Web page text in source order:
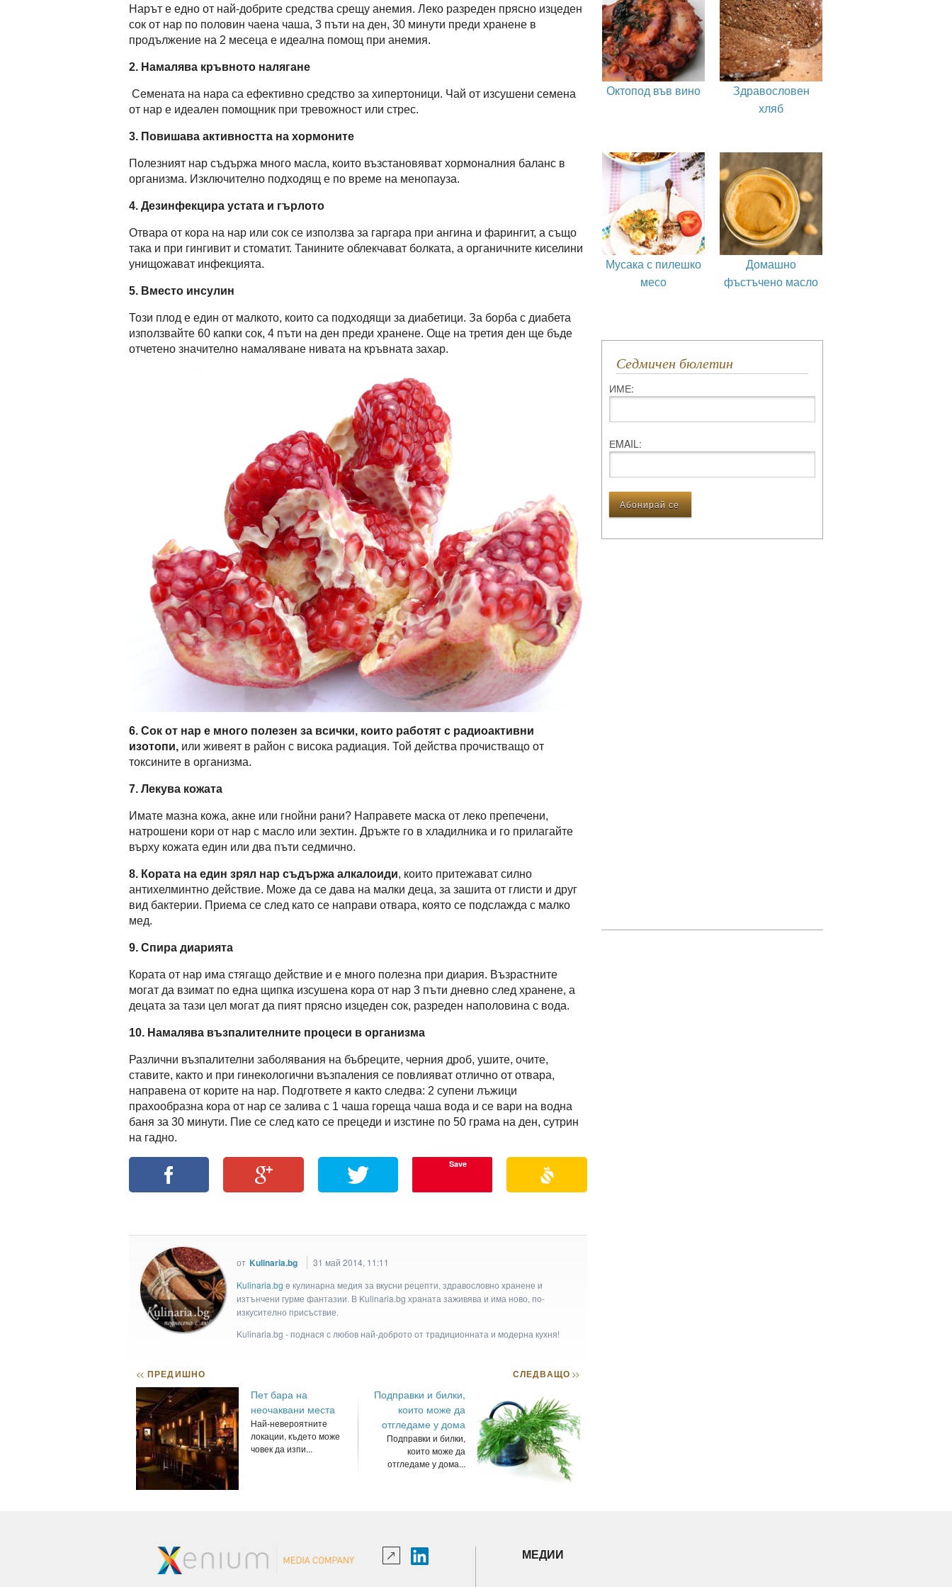
Нарът е едно от най-добрите средства срещу анемия. Леко разреден прясно изцеден
сок от нар по половин чаена чаша, 3 пъти на ден, 30 минути преди хранене в
продължение на 2 месеца е идеална помощ при анемия.
2. Намалява кръвното налягане
Семената на нара са ефективно средство за хипертоници. Чай от изсушени семена
от нар е идеален помощник при тревожност или стрес.
3. Повишава активността на хормоните
Полезният нар съдържа много масла, които възстановяват хормоналния баланс в
организма. Изключително подходящ е по време на менопауза.
4. Дезинфекцира устата и гърлото
Отвара от кора на нар или сок се използва за гаргара при ангина и фарингит, а също
така и при гингивит и стоматит. Танините облекчават болката, а органичните киселини
унищожават инфекцията.
5. Вместо инсулин
Този плод е един от малкото, които са подходящи за диабетици. За борба с диабета
използвайте 60 капки сок, 4 пъти на ден преди хранене. Още на третия ден ще бъде
отчетено значително намаляване нивата на кръвната захар.
6. Сок от нар е много полезен за всички, които работят с радиоактивни
изотопи, или живеят в район с висока радиация. Той действа прочистващо от
токсините в организма.
7. Лекува кожата
Имате мазна кожа, акне или гнойни рани? Направете маска от леко препечени,
натрошени кори от нар с масло или зехтин. Дръжте го в хладилника и го прилагайте
върху кожата един или два пъти седмично.
8. Кората на един зрял нар съдържа алкалоиди, които притежават силно
антихелминтно действие. Може да се дава на малки деца, за зашита от глисти и друг
вид бактерии. Приема се след като се направи отвара, която се подслажда с малко
мед.
9. Спира диарията
Кората от нар има стягащо действие и е много полезна при диария. Възрастните
могат да взимат по една щипка изсушена кора от нар 3 пъти дневно след хранене, а
децата за тази цел могат да пият прясно изцеден сок, разреден наполовина с вода.
10. Намалява възпалителните процеси в организма
Различни възпалителни заболявания на бъбреците, черния дроб, ушите, очите,
ставите, както и при гинекологични възпаления се повлияват отлично от отвара,
направена от корите на нар. Подгответе я както следва: 2 супени лъжици
прахообразна кора от нар се залива с 1 чаша гореща чаша вода и се вари на водна
баня за 30 минути. Пие се след като се прецеди и изстине по 50 грама на ден, сутрин
на гадно.
Save
от Kulinaria.bg
31 май 2014, 11:11
Kulinaria.bg e кулинарна медия за вкусни рецепти, здравословно хранене и
изтънчени гурме фантазии. В Kulinaria.bg храната заживява и има ново, по-
изкусително присъствие.
Kulinaria.bg - поднася с любов най-доброто от традиционната и модерна кухня!
<< ПРЕДИШНО
Пет бара на
неочаквани места
Най-невероятните
локации, където може
човек да изпи...
СЛЕДВАЩО>>
Подправки и билки,
които може да
отгледаме у дома
Подправки и билки,
които може да
отгледаме у дома...
Октопод във вино
Здравословен
хляб
Мусака с пилешко
месо
Домашно
фъстъчено масло
Седмичен бюлетин
ИМЕ:
ЕMAIL:
МЕДИИ